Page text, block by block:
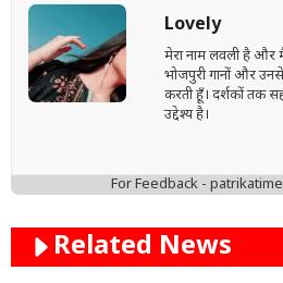
Lovely
मेरा नाम लवली है
भोजपुरी गानों और
करती हूँ। दर्शकों तक
उद्देश्य है।
For Feedback -
Related News